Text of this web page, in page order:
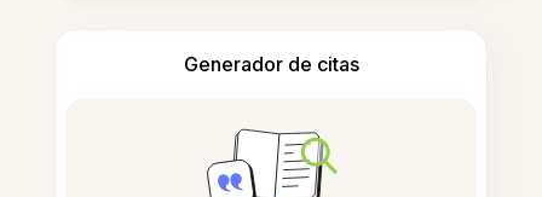
Generador de citas